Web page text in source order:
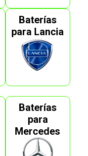
Baterías
para Lancia
Baterías
para
Mercedes